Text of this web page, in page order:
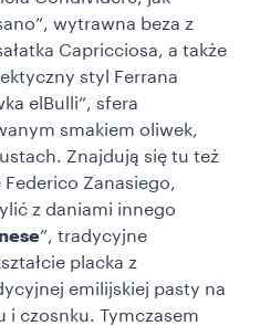
wytrawna beza z
Capricciosa, a także
styl Ferrana
elBulli”, sfera
smakiem oliwek,
Znajdują się tu też
Zanasiego,
z daniami innego
”, tradycyjne
placka z
emilijskiej pasty na
i czosnku. Tymczasem